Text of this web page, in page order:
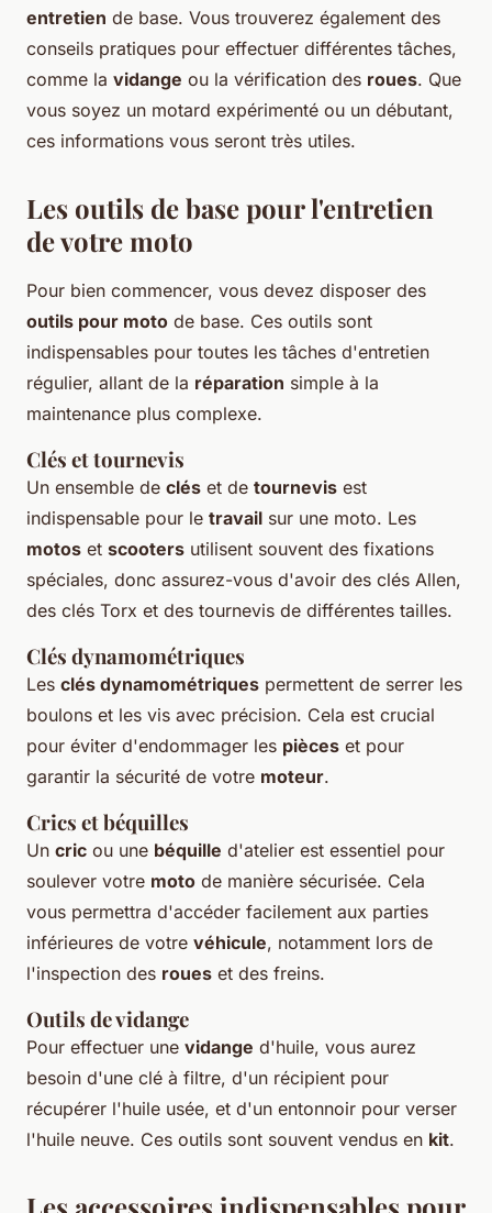
entretien de base. Vous trouverez également des
conseils pratiques pour effectuer différentes tâches,
comme la vidange ou la vérification des roues. Que
vous soyez un motard expérimenté ou un débutant,
ces informations vous seront très utiles.
Les outils de base pour l'entretien
de votre moto
Pour bien commencer, vous devez disposer des
outils pour moto de base. Ces outils sont
indispensables pour toutes les tâches d'entretien
régulier, allant de la réparation simple à la
maintenance plus complexe.
Clés et tournevis
Un ensemble de clés et de tournevis est
indispensable pour le travail sur une moto. Les
motos et scooters utilisent souvent des fixations
spéciales, donc assurez-vous d'avoir des clés Allen,
des clés Torx et des tournevis de différentes tailles.
Clés dynamométriques
Les clés dynamométriques permettent de serrer les
boulons et les vis avec précision. Cela est crucial
pour éviter d'endommager les pièces et pour
garantir la sécurité de votre moteur.
Crics et béquilles
Un cric ou une béquille d'atelier est essentiel pour
soulever votre moto de manière sécurisée. Cela
vous permettra d'accéder facilement aux parties
inférieures de votre véhicule, notamment lors de
l'inspection des roues et des freins.
Outils de vidange
Pour effectuer une vidange d'huile, vous aurez
besoin d'une clé à filtre, d'un récipient pour
récupérer l'huile usée, et d'un entonnoir pour verser
l'huile neuve. Ces outils sont souvent vendus en kit.